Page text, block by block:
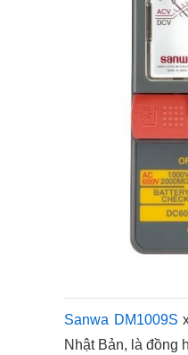
Sanwa DM1009S
Nhật Bản, là đồng